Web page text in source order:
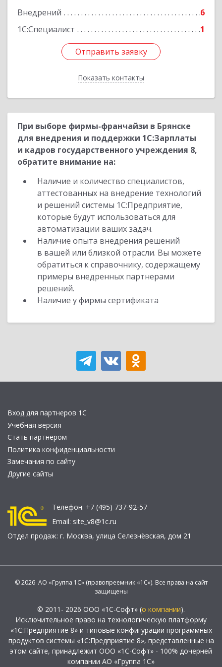
Внедрений
6
1С:Специалист
1
Отправить заявку
Показать контакты
Подробнее
Отправить заявку
Назад
При выборе фирмы-франчайзи в Брянске
для внедрения и поддержки 1С:Зарплаты
и кадров государственного учреждения 8,
обратите внимание на:
Наличие и количество специалистов,
аттестованных на внедрение технологий
и решений системы 1С:Предприятие,
которые будут использоваться для
автоматизации ваших задач.
Наличие опыта внедрения решений
в вашей или близкой отрасли. Вы можете
обратиться к справочнику, содержащему
примеры внедренных партнерами
решений.
Наличие у фирмы сертификата
Вход для партнеров 1С
Учебная версия
Стать партнером
Политика конфиденциальности
Замечания по сайту
Другие сайты
Телефон: +7 (495) 737-92-57
Email: site_v8@1c.ru
Отдел продаж: г. Москва, улица Селезнёвская, дом 21
© 2026 АО «Группа 1С» (правопреемник «1С»). Все права на сайт
защищены
© 2011- 2026 ООО «1С-Софт» (о компании).
Исключительное право на технологическую платформу
«1С:Предприятие 8» и типовые конфигурации программных
продуктов системы «1С:Предприятие 8», представленные на
этом сайте, принадлежит ООО «1С-Софт» - 100% дочерней
компании АО «Группа 1С»